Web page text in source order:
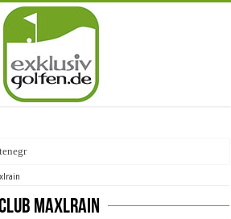
e
maxlrain